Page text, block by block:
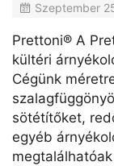
Szeptember
Prettoni® A
kültéri
Cégünk
sötétítőket,
egyéb